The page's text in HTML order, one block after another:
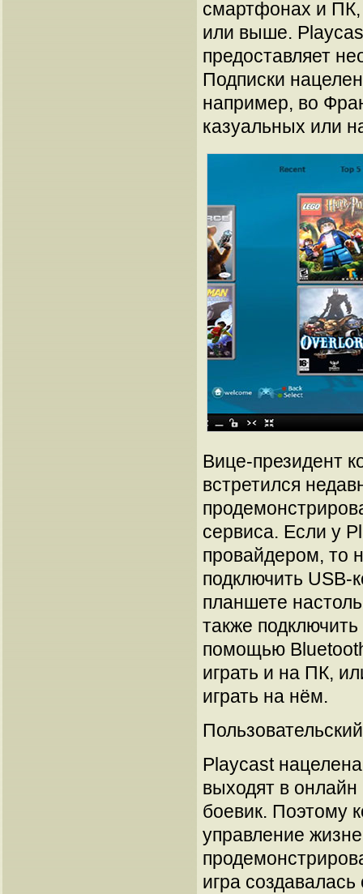
смартфонах и ПК,
или выше.
предоставляет
Подписки
например, во
казуальных или
Вице-президент
встретился
сервиса. Если у
провайдером, то
подключить USB-
планшете
также
помощью
играть и на ПК,
играть на нём.
Playcast
выходят в
боевик. Поэтому
управление
игра